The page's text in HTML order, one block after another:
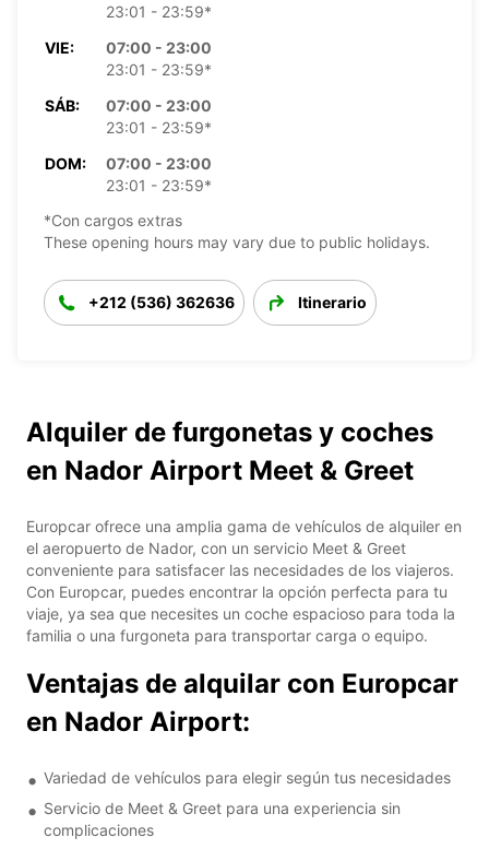
23:01 - 23:59*
VIE:
07:00 - 23:00
23:01 - 23:59*
SÁB:
07:00 - 23:00
23:01 - 23:59*
DOM:
07:00 - 23:00
23:01 - 23:59*
*Con cargos extras
These opening hours may vary due to public holidays.
+212 (536) 362636 Itinerario
Alquiler de furgonetas y coches
en Nador Airport Meet & Greet
Europcar ofrece una amplia gama de vehículos de alquiler en
el aeropuerto de Nador, con un servicio Meet & Greet
conveniente para satisfacer las necesidades de los viajeros.
Con Europcar, puedes encontrar la opción perfecta para tu
viaje, ya sea que necesites un coche espacioso para toda la
familia o una furgoneta para transportar carga o equipo.
Ventajas de alquilar con Europcar
en Nador Airport:
Variedad de vehículos para elegir según tus necesidades
Servicio de Meet & Greet para una experiencia sin
complicaciones